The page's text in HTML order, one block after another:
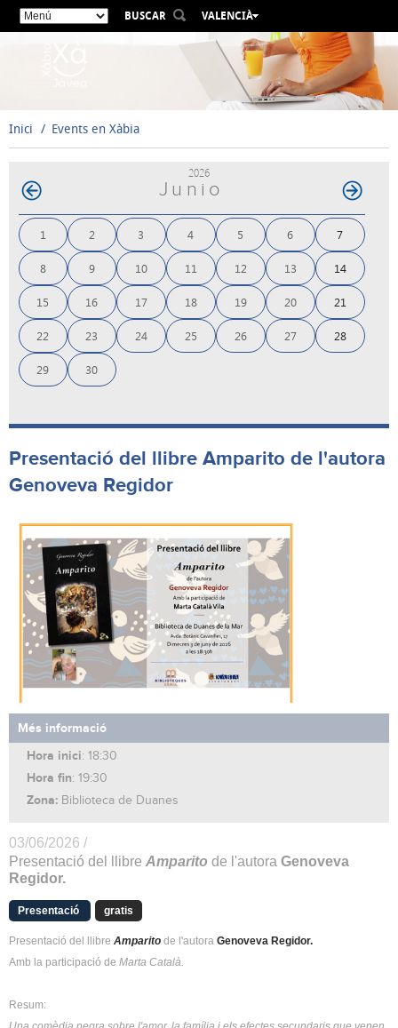
BUSCAR
VALENCIÀ
ESPAÑOL
ENGLISH
FRANÇAIS
Inici Events en Xàbia
2026
Junio
1 2 3 4 5 6 7
8 9 10 11 12 13 14
15 16 17 18 19 20 21
22 23 24 25 26 27 28
29 30
Presentació del llibre Amparito de l'autora
Genoveva Regidor
Més informació
Hora inici: 18:30
Hora fin: 19:30
Zona: Biblioteca de Duanes
03/06/2026 /
Presentació del llibre Amparito de l'autora Genoveva
Regidor.
Presentació gratis
Presentació del llibre Amparito de l'autora Genoveva Regidor.
Amb la participació de Marta Català.
Resum: